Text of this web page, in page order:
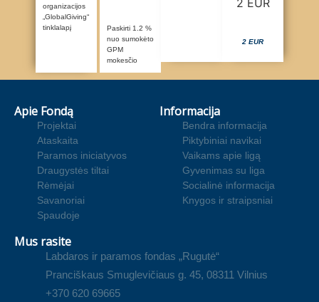
organizacijos
„GlobalGiving“
tinklalapį
Paskirti 1.2 %
nuo sumokėto
GPM
mokesčio
2 EUR
Apie Fondą
Projektai
Ataskaita
Paramos iniciatyvos
Draugystės tiltai
Rėmėjai
Savanoriai
Spaudoje
Informacija
Bendra informacija
Piktybiniai navikai
Vaikams apie ligą
Gyvenimas su liga
Socialinė informacija
Knygos ir straipsniai
Mus rasite
Labdaros ir paramos fondas „Rugutė“
Pranciškaus Smuglevičiaus g. 45, 08311 Vilnius
+370 620 69665